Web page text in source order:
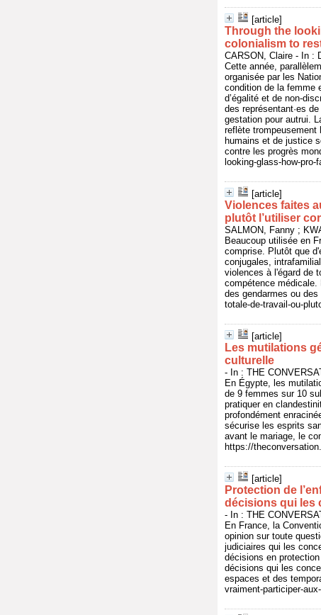
[article]
Through the
colonialism to
CARSON, Claire - In :
Cette année,
organisée par les
condition de la femme
d’égalité et de non-
des représentant·es
gestation pour autrui.
reflète trompeusement
humains et de justice
contre les progrès
looking-glass-how-
[article]
Violences faites
plutôt l’utiliser
SALMON, Fanny ;
Beaucoup utilisée en
comprise. Plutôt que
conjugales,
violences à l'égard de
compétence médicale.
des gendarmes ou
totale-de-travail-ou-
[article]
Les mutilations
culturelle
- In : THE
En Égypte, les
de 9 femmes sur 10
pratiquer en
profondément
sécurise les esprits
avant le mariage, le
https://
[article]
Protection de
décisions qui les
- In : THE
En France, la
opinion sur toute
judiciaires qui les
décisions en
décisions qui les
espaces et des
vraiment-participer-